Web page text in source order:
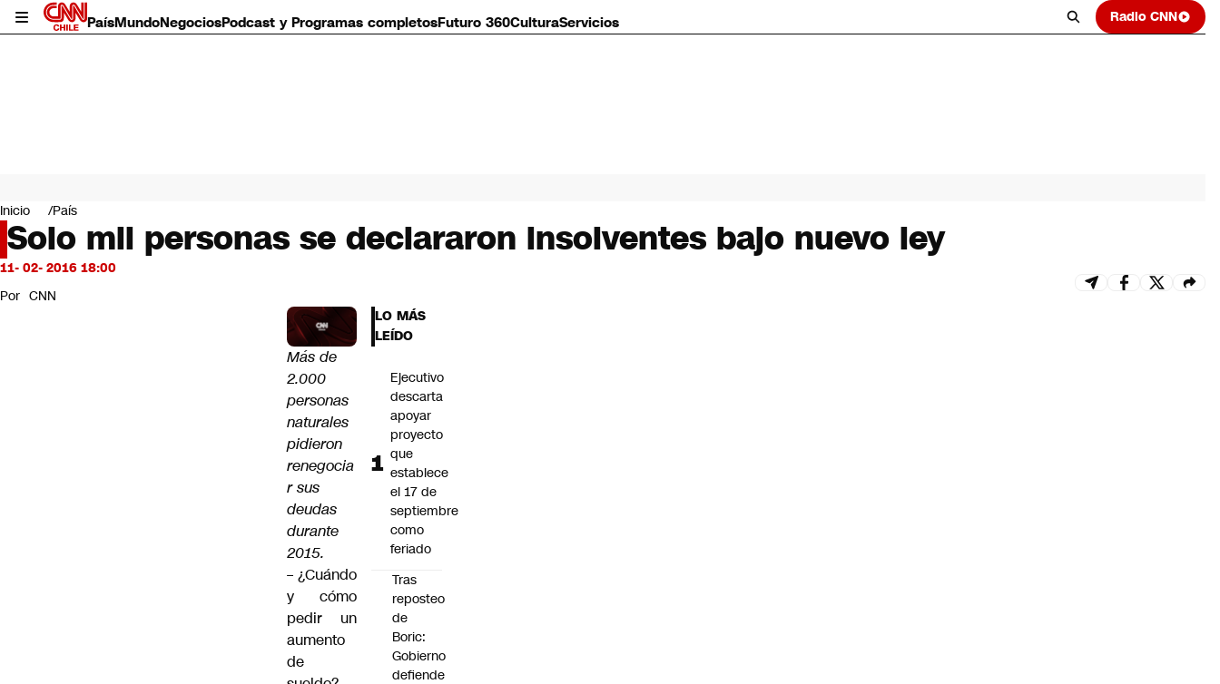
PaísMundoNegociosPodcast y Programas completosFuturo 360CulturaServicios Radio CNN
Mundo
Negocios
Deportes
Programas completos
Servicios
Inicio País
Solo mil personas se declararon insolventes bajo nuevo ley
11- 02- 2016 18:00
Por CNN
Más de
2.000
personas
naturales
pidieron
renegocia
r sus
deudas
durante
2015.
–¿Cuándo
y cómo
pedir un
aumento
de
LO MÁS
LEÍDO
Ejecutivo
descarta
apoyar
proyecto
que
establece
el 17 de
septiembre
como
feriado
Tras
reposteo
de
Boric:
Gobierno
defiende